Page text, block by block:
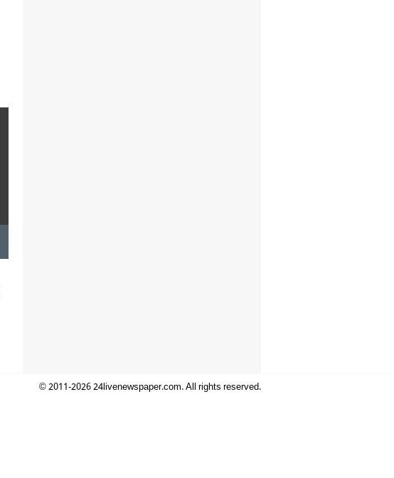
© 2011-2026 24livenewspaper.com. All rights reserved.